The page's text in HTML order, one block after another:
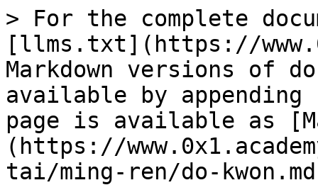
> For the complete
[llms.txt](https://
Markdown versions of
available by
page is available as
(https://
tai/ming-ren/do-